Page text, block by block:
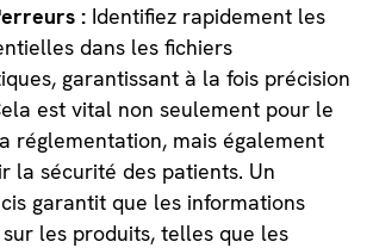
: Identifiez rapidement les
dans les fichiers
garantissant à la fois précision
est vital non seulement pour le
réglementation, mais également
la sécurité des patients. Un
garantit que les informations
les produits, telles que les